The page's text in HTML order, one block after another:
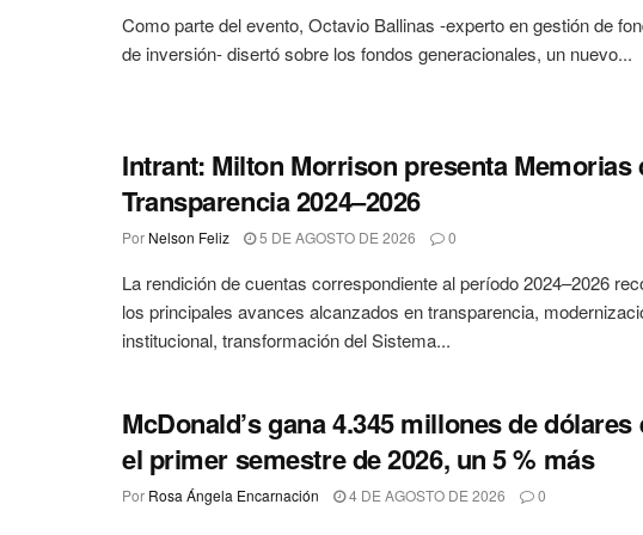
Como parte del evento, Octavio Ballinas -experto en gestión de
de inversión- disertó sobre los fondos generacionales, un nuevo...
Intrant: Milton Morrison presenta Memorias
Transparencia 2024–2026
Por Nelson Feliz 5 DE AGOSTO DE 2026 0
La rendición de cuentas correspondiente al período 2024–2026
los principales avances alcanzados en transparencia,
institucional, transformación del Sistema...
McDonald’s gana 4.345 millones de dólares
el primer semestre de 2026, un 5 % más
Por Rosa Ángela Encarnación 4 DE AGOSTO DE 2026 0